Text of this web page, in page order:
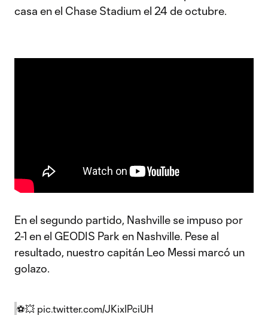
casa en el Chase Stadium el 24 de octubre.
En el segundo partido, Nashville se impuso por
2-1 en el GEODIS Park en Nashville. Pese al
resultado, nuestro capitán Leo Messi marcó un
golazo.
⚽️💥 pic.twitter.com/JKixIPciUH